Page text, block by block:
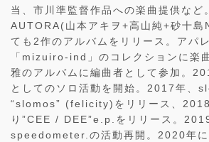
当、市川準監督作品への楽曲提供など
AUTORA(山本アキヲ+高山純+砂十島
ても2作のアルバムをリリース。アパ
「mizuiro-ind」のコレクションに楽
雅のアルバムに編曲者として参加。
としてのソロ活動を開始。2017年、
“slomos” (felicity)をリリース、2018
り”CEE / DEE”e.p.をリリース。
speedometer.の活動再開。2020年に